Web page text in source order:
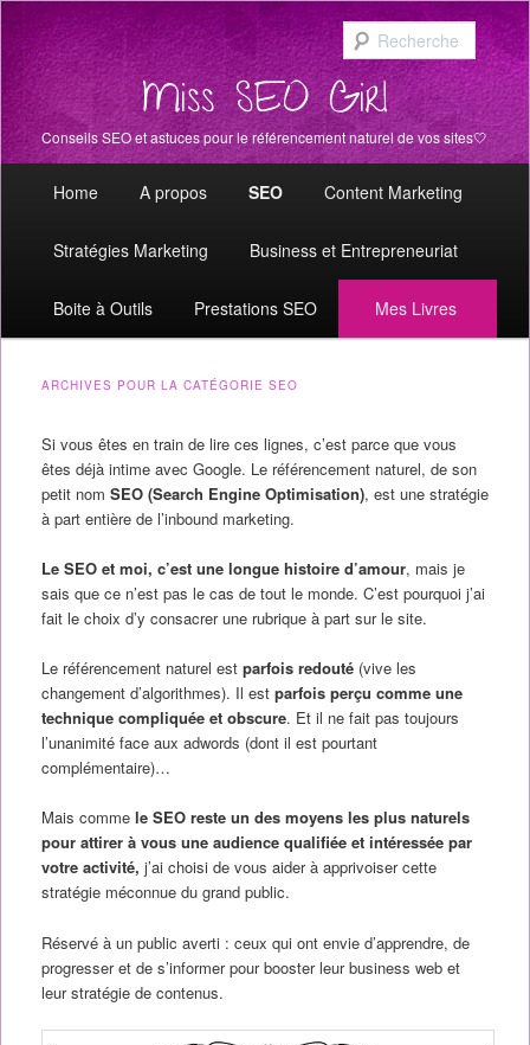
Miss SEO Girl
Conseils SEO et astuces pour le référencement naturel de vos sites🤍
Aller au contenu principal
Aller au contenu secondaire
Home A propos SEO Content Marketing
Stratégies Marketing Business et Entrepreneuriat
Boite à Outils Prestations SEO Mes Livres
ARCHIVES POUR LA CATÉGORIE SEO
Si vous êtes en train de lire ces lignes, c’est parce que vous
êtes déjà intime avec Google. Le référencement naturel, de son
petit nom SEO (Search Engine Optimisation), est une stratégie
à part entière de l’inbound marketing.
Le SEO et moi, c’est une longue histoire d’amour, mais je
sais que ce n’est pas le cas de tout le monde. C’est pourquoi j’ai
fait le choix d’y consacrer une rubrique à part sur le site.
Le référencement naturel est parfois redouté(vive les
changement d’algorithmes). Il est parfois perçu comme une
technique compliquée et obscure. Et il ne fait pas toujours
l’unanimité face aux adwords (dont il est pourtant
complémentaire)…
Mais comme le SEO reste un des moyens les plus naturels
pour attirer à vous une audience qualifiée et intéressée par
votre activité, j’ai choisi de vous aider à apprivoiser cette
stratégie méconnue du grand public.
Réservé à un public averti : ceux qui ont envie d’apprendre, de
progresser et de s’informer pour booster leur business web et
leur stratégie de contenus.